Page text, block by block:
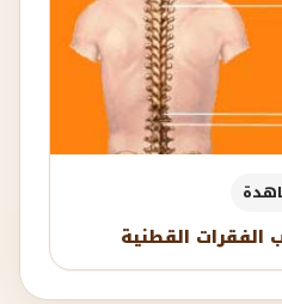
الفقرات القطنية